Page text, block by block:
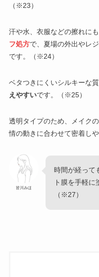
（※23）
汗や水、衣服などの擦れに
フ処方で、夏場の外出やレ
です。（※24）
ベタつきにくいシルキーな質
えやすいです。（※25）
透明タイプのため、メイク
情の動きに合わせて密着し
皆川みほ
時間が経って
ト膜を手軽に
（※27）